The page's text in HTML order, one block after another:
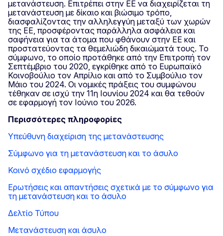
μετανάστευση. Επιτρέπει στην ΕΕ να διαχειρίζεται τη
μετανάστευση με δίκαιο και βιώσιμο τρόπο,
διασφαλίζοντας την αλληλεγγύη μεταξύ των χωρών
της ΕΕ, προσφέροντας παράλληλα ασφάλεια και
σαφήνεια για τα άτομα που φθάνουν στην ΕΕ και
προστατεύοντας τα θεμελιώδη δικαιώματά τους. Το
σύμφωνο, το οποίο προτάθηκε από την Επιτροπή τον
Σεπτέμβριο του 2020, εγκρίθηκε από το Ευρωπαϊκό
Κοινοβούλιο τον Απρίλιο και από το Συμβούλιο τον
Μάιο του 2024. Οι νομικές πράξεις του συμφώνου
τέθηκαν σε ισχύ την 11η Ιουνίου 2024 και θα τεθούν
σε εφαρμογή τον Ιούνιο του 2026.
Περισσότερες πληροφορίες
Υπεύθυνη διαχείριση της μετανάστευσης
Σύμφωνο για τη μετανάστευση και το άσυλο
Κοινό σχέδιο εφαρμογής
Ερωτήσεις και απαντήσεις σχετικά με το σύμφωνο για
τη μετανάστευση και το άσυλο
Δελτίο Τύπου
Μετανάστευση και άσυλο